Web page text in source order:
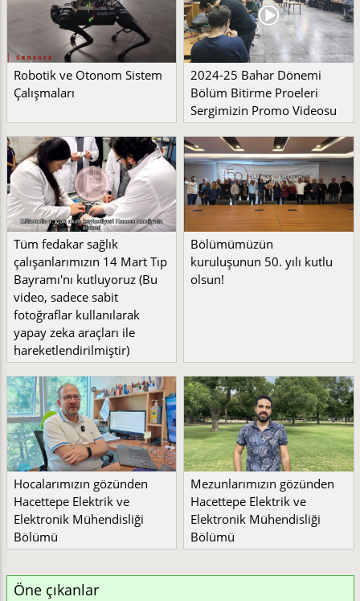
Robotik ve Otonom Sistem
Çalışmaları
2024-25 Bahar Dönemi
Bölüm Bitirme Proeleri
Sergimizin Promo Videosu
Tüm fedakar sağlık
çalışanlarımızın 14 Mart Tıp
Bayramı'nı kutluyoruz (Bu
video, sadece sabit
fotoğraflar kullanılarak
yapay zeka araçları ile
hareketlendirilmiştir)
Bölümümüzün
kuruluşunun 50. yılı kutlu
olsun!
Hocalarımızın gözünden
Hacettepe Elektrik ve
Elektronik Mühendisliği
Bölümü
Mezunlarımızın gözünden
Hacettepe Elektrik ve
Elektronik Mühendisliği
Bölümü
Öne çıkanlar